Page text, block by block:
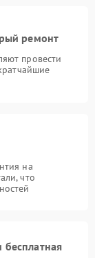
ремонт
провести
на
что